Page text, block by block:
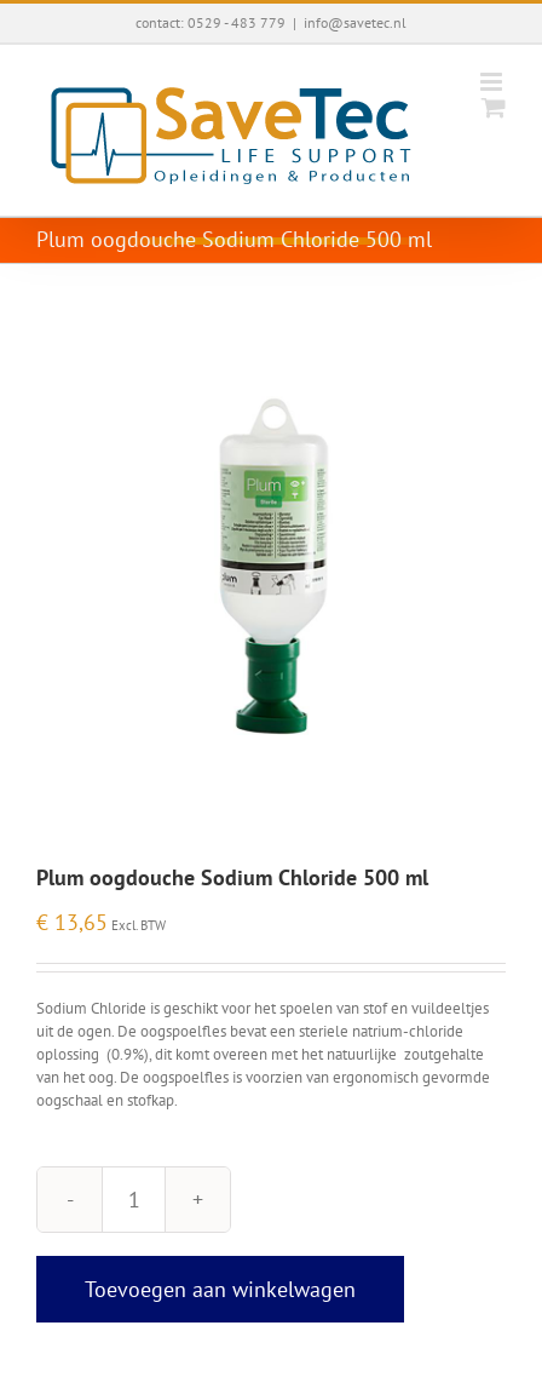
Ga
contact: 0529 - 483 779 | info@savetec.nl
Plum oogdouche Sodium Chloride 500 ml
Plum oogdouche Sodium Chloride 500 ml
€ 13,65 Excl. BTW
Sodium Chloride is geschikt voor het spoelen van stof en vuildeeltjes
uit de ogen. De oogspoelfles bevat een steriele natrium-chloride
oplossing (0.9%), dit komt overeen met het natuurlijke zoutgehalte
van het oog. De oogspoelfles is voorzien van ergonomisch gevormde
oogschaal en stofkap.
Plum
oogdouche
Sodium
500
ml
Toevoegen aan winkelwagen